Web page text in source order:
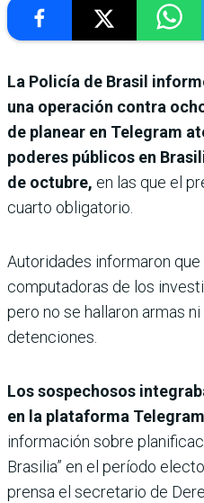
La Policía de Brasil
una operación contra
de planear en Telegram
poderes públicos en
de octubre, en las que el
cuarto obligatorio.
Autoridades informaron
computadoras de los
pero no se hallaron armas
detenciones.
Los sospechosos
en la plataforma Telegram
información sobre
Brasilia” en el período
prensa el secretario de